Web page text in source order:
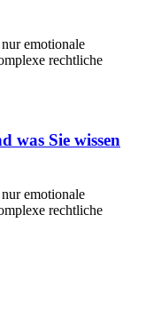
emotionale
rechtliche
was Sie wissen
emotionale
rechtliche